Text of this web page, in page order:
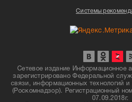
Системы
Сетевое издание Информационное
зарегистрировано Федеральной
связи, информационных технологий
(Роскомнадзор). Регистрационный
07.09.2018г.